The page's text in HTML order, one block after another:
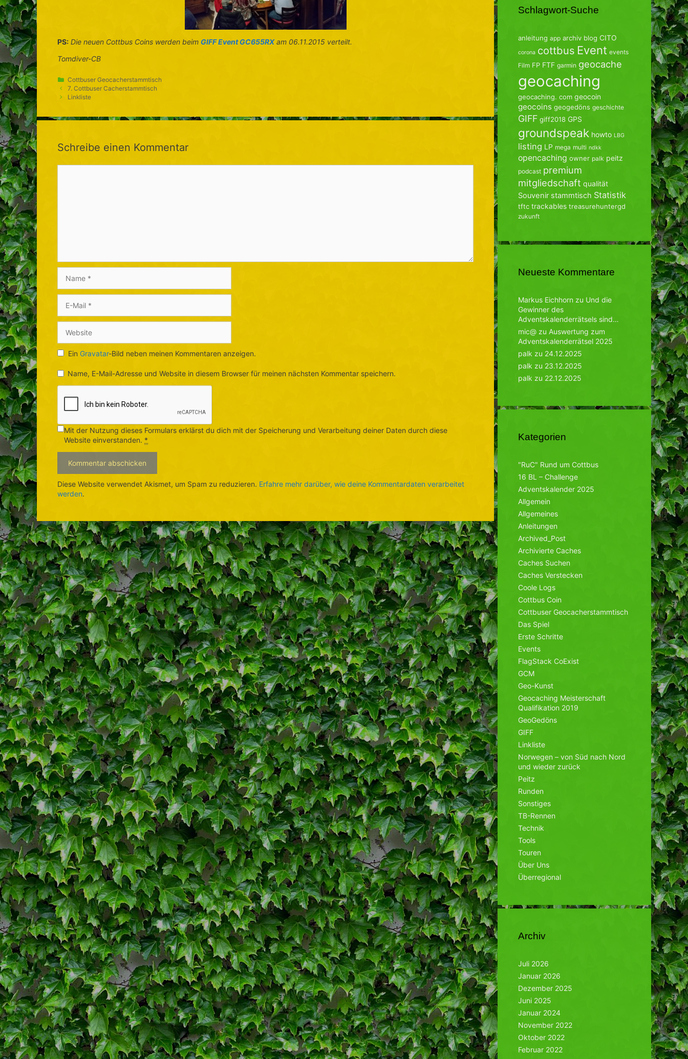
PS: Die neuen Cottbus Coins werden beim GIFF Event GC655RXam 06.11.2015 verteilt.
Tomdiver-CB
Kategorien
Cottbuser Geocacherstammtisch
7. Cottbuser Cacherstammtisch
Linkliste
Schreibe einen Kommentar
Mail
Ein Gravatar-Bild neben meinen Kommentaren anzeigen.
Name, E-Mail-Adresse und Website in diesem Browser für meinen nächsten Kommentar speichern.
Mit der Nutzung dieses Formulars erklärst du dich mit der Speicherung und Verarbeitung deiner Daten durch diese
Website einverstanden. *
Diese Website verwendet Akismet, um Spam zu reduzieren. Erfahre mehr darüber, wie deine Kommentardaten verarbeitet
werden.
Schlagwort-Suche
anleitung app archiv blog CITO
corona cottbus Event events
Film FP FTF garmin geocache
geocaching
geocaching. com geocoin
geocoins geogedöns geschichte
GIFF giff2018 GPS
groundspeak howto LBG
listing LP mega multi ndkk
opencaching owner palk peitz
podcast premium
mitgliedschaft qualität
Souvenir stammtisch Statistik
tftc trackables treasurehuntergd
zukunft
Neueste Kommentare
Markus Eichhorn zu Und die
Gewinner des
Adventskalenderrätsels sind…
mic@ zu Auswertung zum
Adventskalenderrätsel 2025
palk zu 24.12.2025
palk zu 23.12.2025
palk zu 22.12.2025
Kategorien
"RuC" Rund um Cottbus
16 BL – Challenge
Adventskalender 2025
Allgemein
Allgemeines
Anleitungen
Archived_Post
Archivierte Caches
Caches Suchen
Caches Verstecken
Coole Logs
Cottbus Coin
Cottbuser Geocacherstammtisch
Das Spiel
Erste Schritte
Events
FlagStack CoExist
GCM
Geo-Kunst
Geocaching Meisterschaft
Qualifikation 2019
GeoGedöns
GIFF
Linkliste
Norwegen – von Süd nach Nord
und wieder zurück
Peitz
Runden
Sonstiges
TB-Rennen
Technik
Tools
Touren
Über Uns
Überregional
Archiv
Juli 2026
Januar 2026
Dezember 2025
Juni 2025
Januar 2024
November 2022
Oktober 2022
Februar 2022